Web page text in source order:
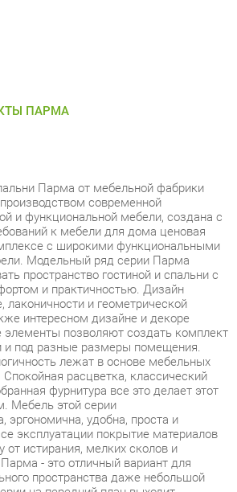
современной
и функциональной мебели, создана с
к мебели для дома ценовая
с широкими функциональными
Модельный ряд серии Парма
пространство гостиной и спальни с
и практичностью. Дизайн
лаконичности и геометрической
интересном дизайне и декоре
позволяют создать комплект
под разные размеры помещения.
лежат в основе мебельных
расцветка, классический
фурнитура все это делает этот
Мебель этой серии
удобна, проста и
эксплуатации покрытие материалов
истирания, мелких сколов и
- это отличный вариант для
пространства даже небольшой
на передний план выходит
между для создания
отвечающий потребностям
и мобильность набора
возможности в создании